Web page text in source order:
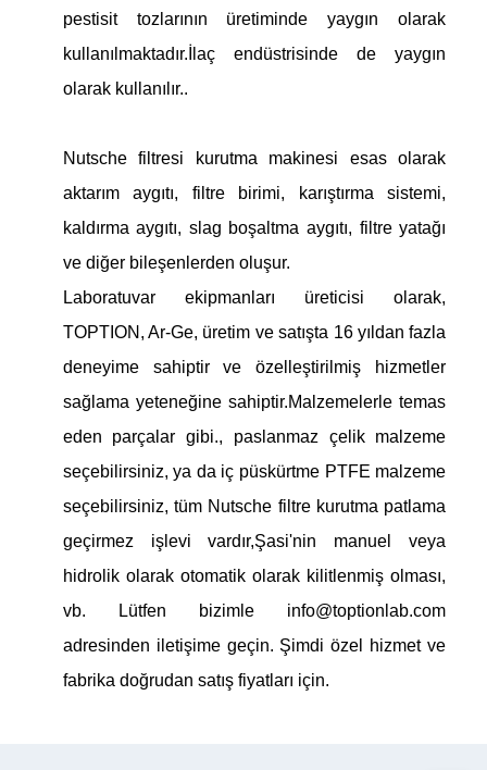
pestisit tozlarının üretiminde yaygın olarak
kullanılmaktadır.İlaç endüstrisinde de yaygın
olarak kullanılır..
Nutsche filtresi kurutma makinesi esas olarak
aktarım aygıtı, filtre birimi, karıştırma sistemi,
kaldırma aygıtı, slag boşaltma aygıtı, filtre yatağı
ve diğer bileşenlerden oluşur.
Laboratuvar ekipmanları üreticisi olarak,
TOPTION, Ar-Ge, üretim ve satışta 16 yıldan fazla
deneyime sahiptir ve özelleştirilmiş hizmetler
sağlama yeteneğine sahiptir.Malzemelerle temas
eden parçalar gibi., paslanmaz çelik malzeme
seçebilirsiniz, ya da iç püskürtme PTFE malzeme
seçebilirsiniz, tüm Nutsche filtre kurutma patlama
geçirmez işlevi vardır,Şasi'nin manuel veya
hidrolik olarak otomatik olarak kilitlenmiş olması,
vb. Lütfen bizimle info@toptionlab.com
adresinden iletişime geçin. Şimdi özel hizmet ve
fabrika doğrudan satış fiyatları için.